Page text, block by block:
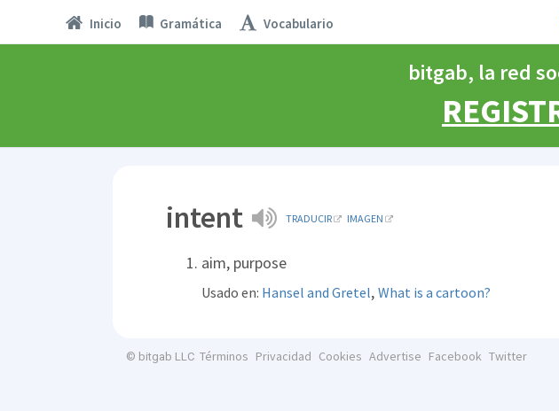
Inicio Gramática Vocabulario
bitgab, la red
intent TRADUCIR IMAGEN
aim, purpose
Usado en: Hansel and Gretel, What is a cartoon?
© bitgab LLC Términos Privacidad Cookies Advertise Facebook Twitter